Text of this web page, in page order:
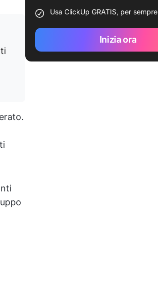
Usa ClickUp GRATIS, per sempre
Inizia ora